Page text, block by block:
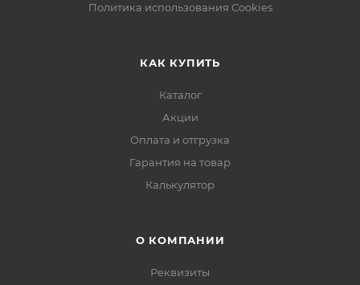
Политика использования Cookies
КАК КУПИТЬ
Каталог
Акции
Оплата и отгрузка
Гарантия на товар
Калькулятор
О КОМПАНИИ
Реквизиты